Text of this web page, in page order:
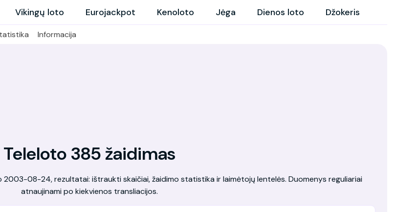
Vikingų loto Eurojackpot Kenoloto Jėga Dienos loto Džokeris
Informacija
Teleloto 385 žaidimas
2003-08-24, rezultatai: ištraukti skaičiai, žaidimo statistika ir laimėtojų lentelės. Duomenys reguliariai
atnaujinami po kiekvienos transliacijos.